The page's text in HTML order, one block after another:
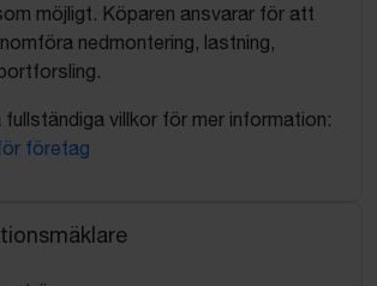
möjligt. Köparen ansvarar för att
nedmontering, lastning,
fullständiga villkor för mer information:
företag